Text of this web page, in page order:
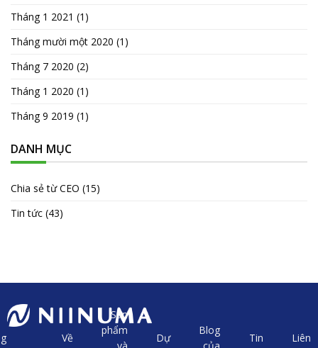
Tháng 1 2021 (1)
Tháng mười một 2020 (1)
Tháng 7 2020 (2)
Tháng 1 2020 (1)
Tháng 9 2019 (1)
DANH MỤC
Chia sẻ từ CEO (15)
Tin tức (43)
Về
Sản
phẩm
Dự
Blog
Tin
Liên